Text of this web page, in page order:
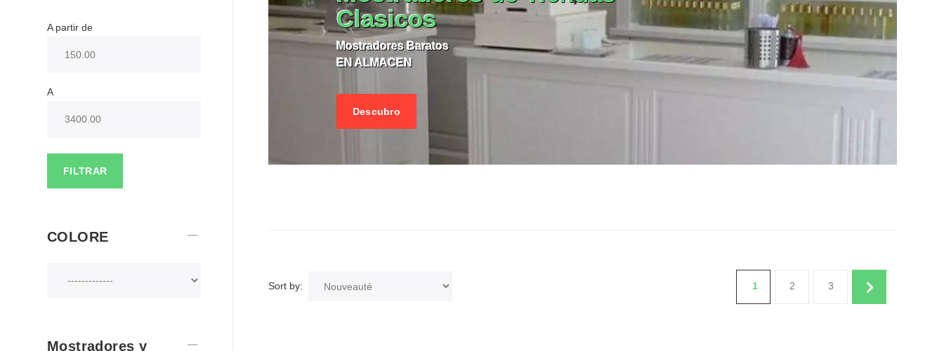
A partir de
A
FILTRAR
COLORE
Mostradores y
Clasicos
Mostradores Baratos
EN ALMACEN
Descubro
Sort by: 1 2 3